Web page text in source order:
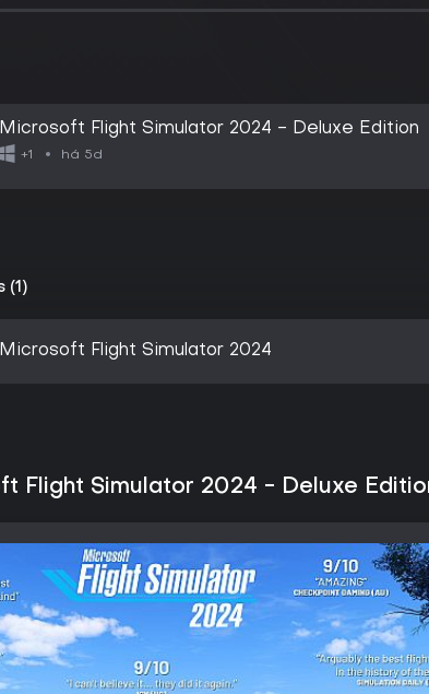
Microsoft Flight Simulator 2024 - Deluxe Edition
+1 há 5d
(1)
Microsoft Flight Simulator 2024
Flight Simulator 2024 - Deluxe